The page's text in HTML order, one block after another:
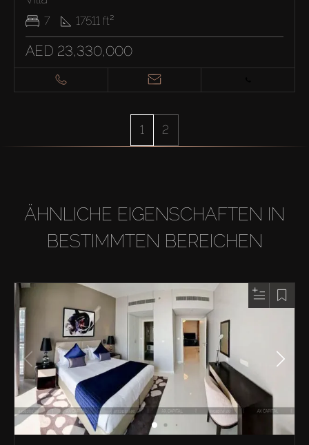
7
17511 ft²
AED 23,330,000
1 2
ÄHNLICHE EIGENSCHAFTEN IN
BESTIMMTEN BEREICHEN